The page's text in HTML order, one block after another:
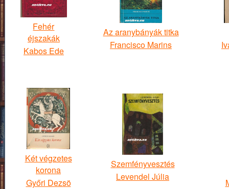
Fehér
éjszakák
Kabos Ede
Az aranybányák titka
Francisco Marins
Két végzetes
korona
Győri Dezsö
Szemfényvesztés
Levendel Júlia